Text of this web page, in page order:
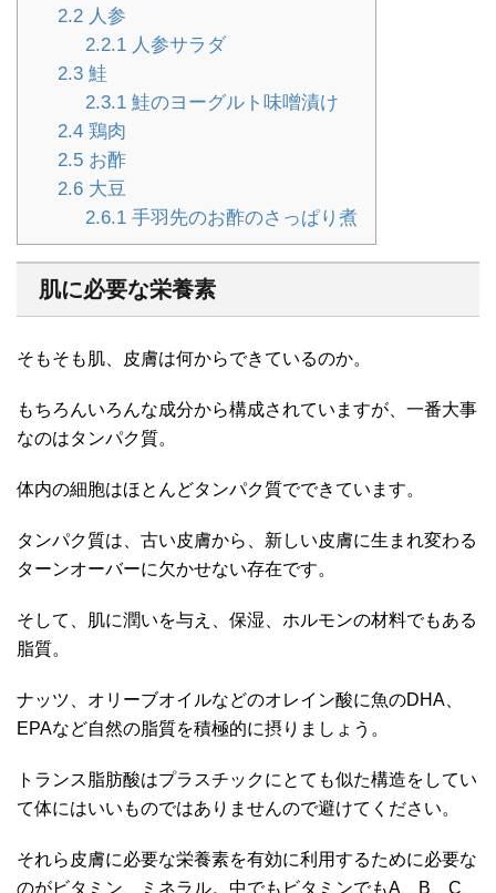
2.2人参
2.2.1 人参サラダ
2.3鮭
2.3.1 鮭のヨーグルト味噌漬け
2.4鶏肉
2.5お酢
2.6大豆
2.6.1 手羽先のお酢のさっぱり煮
肌に必要な栄養素
そもそも肌、皮膚は何からできているのか。
もちろんいろんな成分から構成されていますが、一番大事
なのはタンパク質。
体内の細胞はほとんどタンパク質でできています。
タンパク質は、古い皮膚から、新しい皮膚に生まれ変わる
ターンオーバーに欠かせない存在です。
そして、肌に潤いを与え、保湿、ホルモンの材料でもある
脂質。
ナッツ、オリーブオイルなどのオレイン酸に魚のDHA、
EPAなど自然の脂質を積極的に摂りましょう。
トランス脂肪酸はプラスチックにとても似た構造をしてい
て体にはいいものではありませんので避けてください。
それら皮膚に必要な栄養素を有効に利用するために必要な
のがビタミン、ミネラル。中でもビタミンでもA、B、C、